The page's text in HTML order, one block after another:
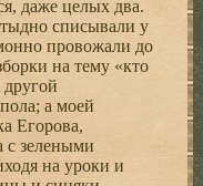
даже целых два.
списывали у
провожали до
на тему «кто
другой
а моей
Егорова,
с зелеными
на уроки и